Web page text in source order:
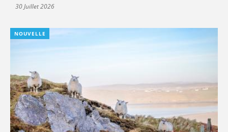
30 Juillet 2026
NOUVELLE